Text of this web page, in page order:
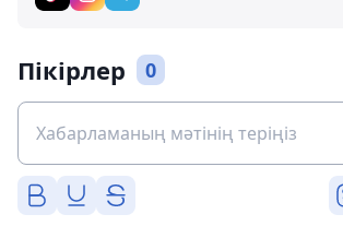
Пікірлер 0